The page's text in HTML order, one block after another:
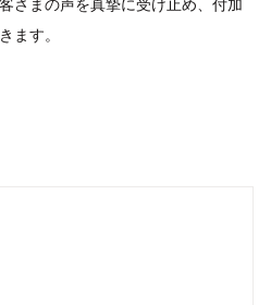
さまの声を真摯に受け止め、付加
ます。